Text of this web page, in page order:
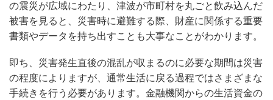
の震災が広域にわたり、津波が市町村を丸ごと飲み込んだ
被害を見ると、災害時に避難する際、財産に関係する重要
書類やデータを持ち出すことも大事なことがわかります。
即ち、災害発生直後の混乱が収まるのに必要な期間は災害
の程度によりますが、通常生活に戻る過程ではさまざまな
手続きを行う必要があります。金融機関からの生活資金の